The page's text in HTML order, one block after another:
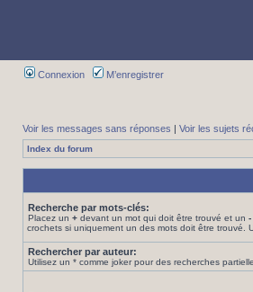
Connexion M’enregistrer
Voir les messages sans réponses | Voir les sujets
Index du forum
Recherche par mots-clés:
Placez un + devant un mot qui doit être trouvé et un -
crochets si uniquement un des mots doit être trouvé.
Rechercher par auteur:
Utilisez un * comme joker pour des recherches